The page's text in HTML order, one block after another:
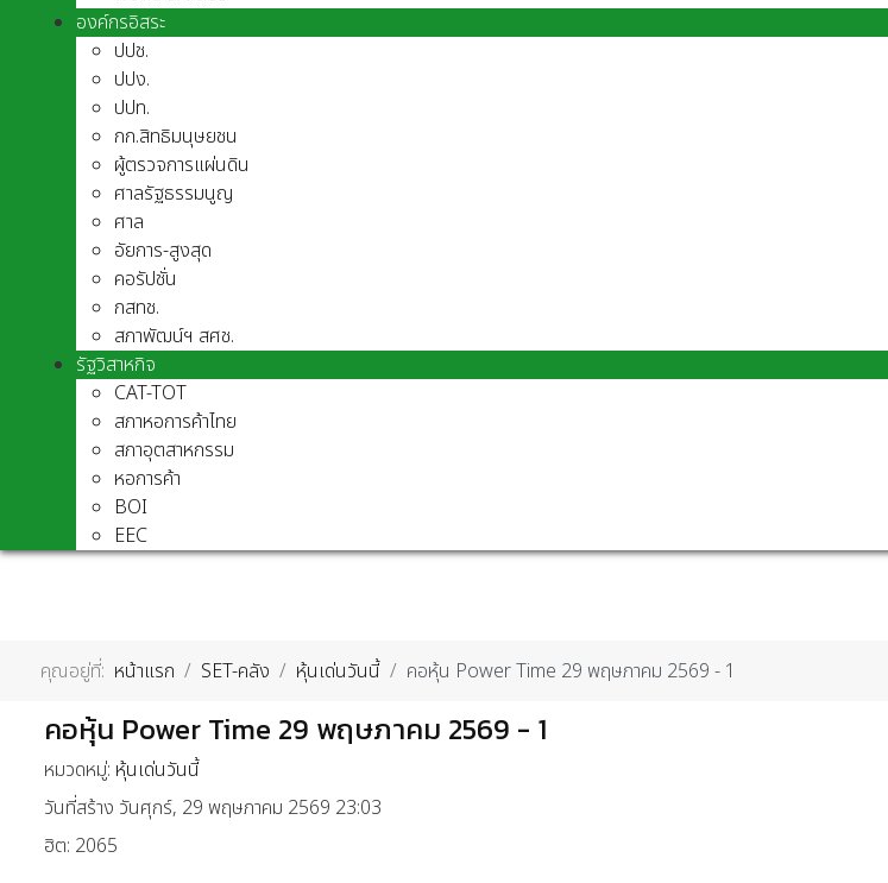
องค์กรอิสระ
ปปช.
ปปง.
ปปท.
กก.สิทธิมนุษยชน
ผู้ตรวจการแผ่นดิน
ศาลรัฐธรรมนูญ
ศาล
อัยการ-สูงสุด
คอรัปชั่น
กสทช.
สภาพัฒน์ฯ สศช.
รัฐวิสาหกิจ
CAT-TOT
สภาหอการค้าไทย
สภาอุตสาหกรรม
หอการค้า
BOI
EEC
คุณอยู่ที่: หน้าแรก SET-คลัง หุ้นเด่นวันนี้ คอหุ้น Power Time 29 พฤษภาคม 2569 - 1
คอหุ้น Power Time 29 พฤษภาคม 2569 - 1
หมวดหมู่: หุ้นเด่นวันนี้
วันที่สร้าง วันศุกร์, 29 พฤษภาคม 2569 23:03
ฮิต: 2065